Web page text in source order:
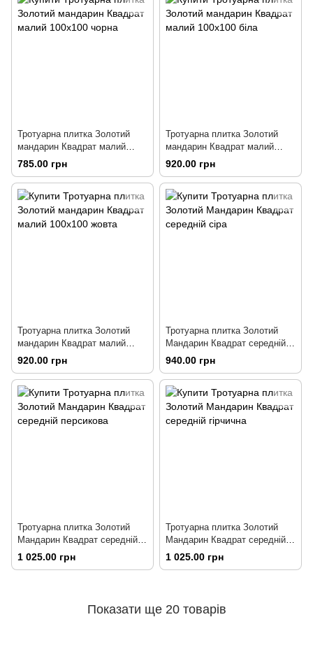
Тротуарна плитка Золотий
мандарин Квадрат малий
100х100 чорна
785.00 грн
Тротуарна плитка Золотий
мандарин Квадрат малий
100х100 біла
920.00 грн
Тротуарна плитка Золотий
мандарин Квадрат малий
100х100 жовта
920.00 грн
Тротуарна плитка Золотий
Мандарин Квадрат середній
сіра
940.00 грн
Тротуарна плитка Золотий
Мандарин Квадрат середній
персикова
1 025.00 грн
Тротуарна плитка Золотий
Мандарин Квадрат середній
гірчична
1 025.00 грн
Показати ще 20 товарів